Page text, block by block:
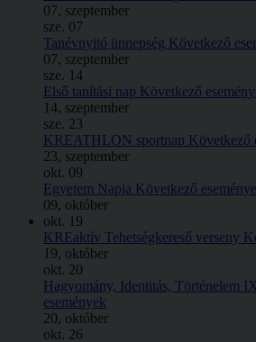
07, szeptember
sze. 07
Tanévnyitó ünnepség Következő
07, szeptember
sze. 14
Első tanítási nap Következő
14, szeptember
sze. 23
KREATHLON sportnap Következő
23, szeptember
okt. 09
Egyetem Napja Következő
09, október
okt. 19
KREaktív Tehetségkereső verseny
19, október
okt. 20
Hagyomány, Identitás, Történelem
események
20, október
okt. 26